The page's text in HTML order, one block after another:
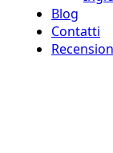
Blog
Contatti